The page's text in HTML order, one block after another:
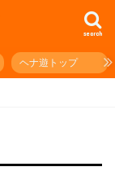
search
ヘナ遊トップ